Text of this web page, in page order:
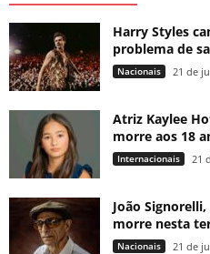
Harry Styles
problema de
Nacionais 21 de
Atriz Kaylee
morre aos 18
Internacionais 21
João
morre nesta
Nacionais 21 de